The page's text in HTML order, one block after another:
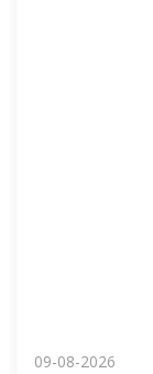
09-08-2026